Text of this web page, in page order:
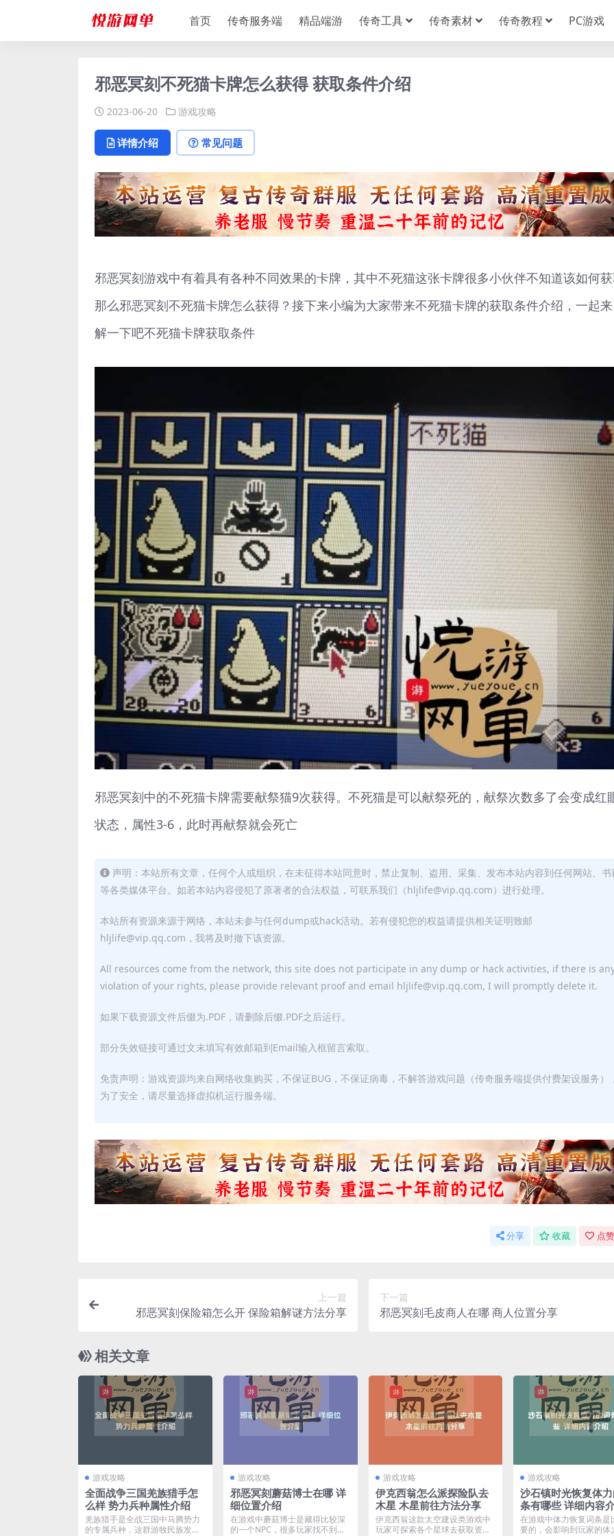
首页 传奇服务端 精品端游 传奇工具 传奇素材 传奇教程 PC游戏
邪恶冥刻不死猫卡牌怎么获得 获取条件介绍
2023-06-20 游戏攻略
详情介绍 常见问题
邪恶冥刻游戏中有着具有各种不同效果的卡牌，其中不死猫这张卡牌很多小伙伴不知道该如何
那么邪恶冥刻不死猫卡牌怎么获得？接下来小编为大家带来不死猫卡牌的获取条件介绍，一起
解一下吧不死猫卡牌获取条件
邪恶冥刻中的不死猫卡牌需要献祭猫9次获得。不死猫是可以献祭死的，献祭次数多了会变成红
状态，属性3-6，此时再献祭就会死亡
声明：本站所有文章，任何个人或组织，在未征得本站同意时，禁止复制、盗用、采集、发布本站内容到任何网站、书
等各类媒体平台。如若本站内容侵犯了原著者的合法权益，可联系我们（hljlife@vip.qq.com）进行处理。
本站所有资源来源于网络，本站未参与任何dump或hack活动。若有侵犯您的权益请提供相关证明致邮
hljlife@vip.qq.com，我将及时撤下该资源。
All resources come from the network, this site does not participate in any dump or hack activities, if there is
violation of your rights, please provide relevant proof and email hljlife@vip.qq.com, I will promptly delete it.
如果下载资源文件后缀为.PDF，请删除后缀.PDF之后运行。
部分失效链接可通过文末填写有效邮箱到Email输入框留言索取。
免责声明：游戏资源均来自网络收集购买，不保证BUG，不保证病毒，不解答游戏问题（传奇服务端提供付费架设服务）
为了安全，请尽量选择虚拟机运行服务端。
分享 收藏 点
上一篇
邪恶冥刻保险箱怎么开 保险箱解谜方法分享
下一篇
邪恶冥刻毛皮商人在哪 商人位置分享
相关文章
游戏攻略
全面战争三国羌族猎手怎
么样 势力兵种属性介绍
羌族猎手是全战三国中马腾势力
的专属兵种，这群游牧民族发挥
游戏攻略
邪恶冥刻蘑菇博士在哪 详
细位置介绍
在游戏中蘑菇博士是藏得比较深
的一个NPC，很多玩家找不到，
游戏攻略
伊克西翁怎么派探险队去
木星 木星前往方法分享
伊克西翁这款太空建设类游戏中
玩家可探索各个星球去获取资
游戏攻略
沙石镇时光恢复体
条有哪些 详细内容
在游戏中体力恢复词条是
要的，会影响到玩家的体